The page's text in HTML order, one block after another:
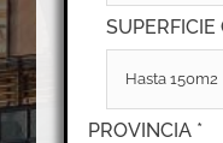
SUPERFICIE
PROVINCIA *